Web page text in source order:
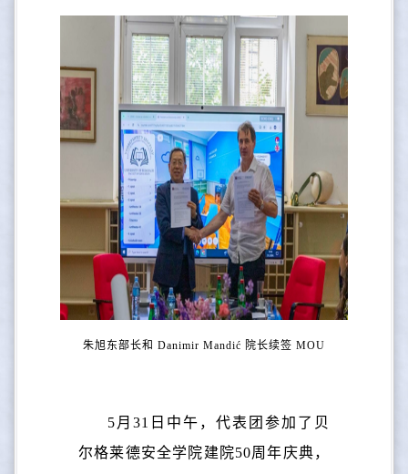
朱旭东部长和 Danimir Mandić 院长续签 MOU
5月31日中午，代表团参加了贝
尔格莱德安全学院建院50周年庆典，